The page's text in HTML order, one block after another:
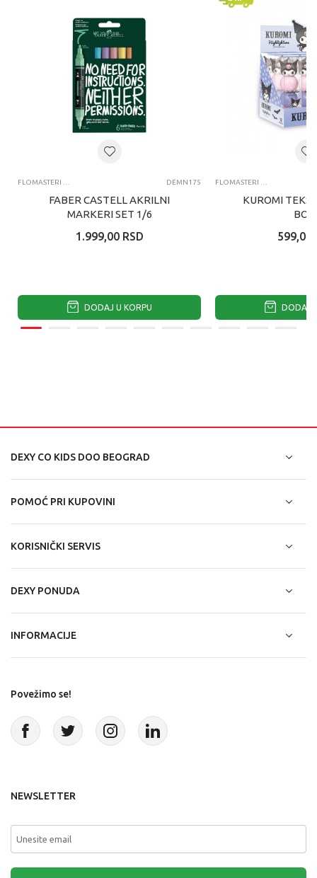
DEMN175
FABER CASTELL AKRILNI
MARKERI SET 1/6
1.999,00 RSD
DODAJ U KORPU
KUROMI
599,00
DODAJ
DEXY CO KIDS DOO BEOGRAD
POMOĆ PRI KUPOVINI
KORISNIČKI SERVIS
DEXY PONUDA
INFORMACIJE
Povežimo se!
NEWSLETTER